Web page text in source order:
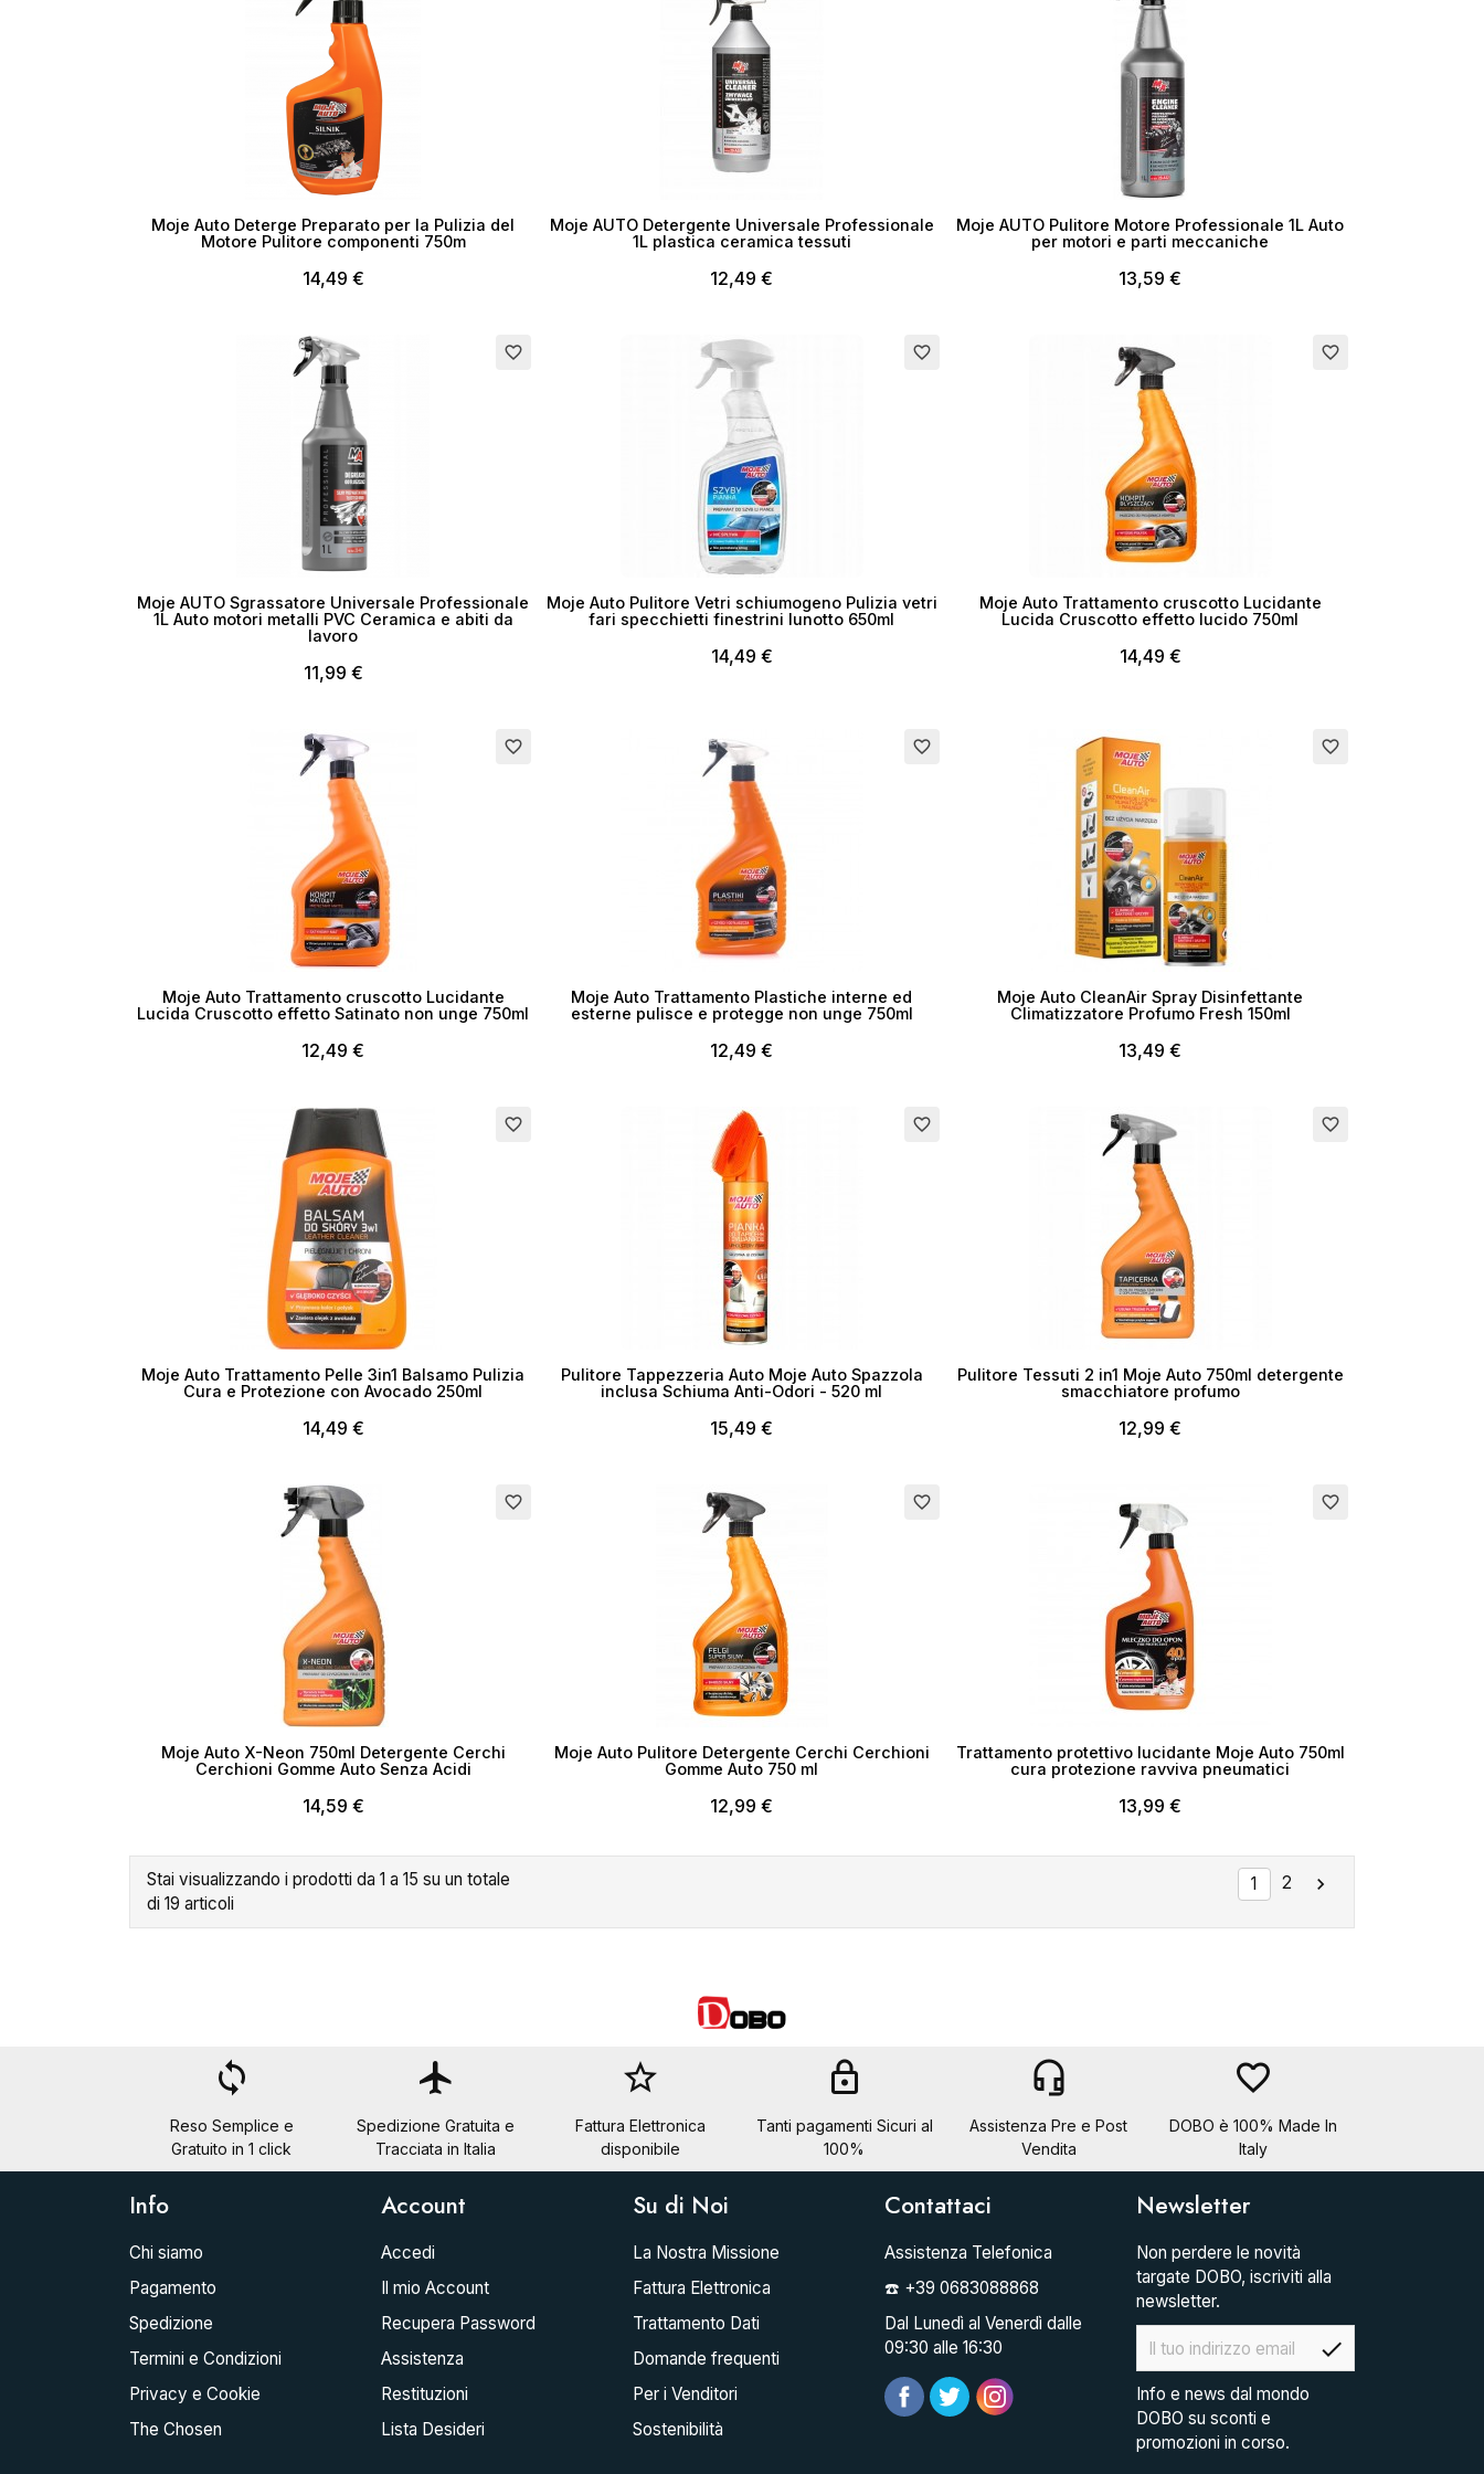
Moje Auto Deterge Preparato per la Pulizia del
Motore Pulitore componenti 750m
14,49 €
Moje AUTO Detergente Universale Professionale
1L plastica ceramica tessuti
12,49 €
Moje AUTO Pulitore Motore Professionale 1L Auto
per motori e parti meccaniche
13,59 €
favorite_border
Moje AUTO Sgrassatore Universale Professionale
1L Auto motori metalli PVC Ceramica e abiti da
lavoro
11,99 €
favorite_border
Moje Auto Pulitore Vetri schiumogeno Pulizia vetri
fari specchietti finestrini lunotto 650ml
14,49 €
favorite_border
Moje Auto Trattamento cruscotto Lucidante
Lucida Cruscotto effetto lucido 750ml
14,49 €
favorite_border
Moje Auto Trattamento cruscotto Lucidante
Lucida Cruscotto effetto Satinato non unge 750ml
12,49 €
favorite_border
Moje Auto Trattamento Plastiche interne ed
esterne pulisce e protegge non unge 750ml
12,49 €
favorite_border
Moje Auto CleanAir Spray Disinfettante
Climatizzatore Profumo Fresh 150ml
13,49 €
favorite_border
Moje Auto Trattamento Pelle 3in1 Balsamo Pulizia
Cura e Protezione con Avocado 250ml
14,49 €
favorite_border
Pulitore Tappezzeria Auto Moje Auto Spazzola
inclusa Schiuma Anti-Odori - 520 ml
15,49 €
favorite_border
Pulitore Tessuti 2 in1 Moje Auto 750ml detergente
smacchiatore profumo
12,99 €
favorite_border
Moje Auto X-Neon 750ml Detergente Cerchi
Cerchioni Gomme Auto Senza Acidi
14,59 €
favorite_border
Moje Auto Pulitore Detergente Cerchi Cerchioni
Gomme Auto 750 ml
12,99 €
favorite_border
Trattamento protettivo lucidante Moje Auto 750ml
cura protezione ravviva pneumatici
13,99 €
Stai visualizzando i prodotti da 1 a 15 su un totale
di 19 articoli
1 2 
loop
Reso Semplice e
Gratuito in 1 click
flight
Spedizione Gratuita e
Tracciata in Italia
star_border
Fattura Elettronica
disponibile
lock
Tanti pagamenti Sicuri al
100%
headset_mic
Assistenza Pre e Post
Vendita
favorite_border
DOBO è 100% Made In
Italy
Info
Chi siamo
Pagamento
Spedizione
Termini e Condizioni
Privacy e Cookie
The Chosen
Account
Accedi
Il mio Account
Recupera Password
Assistenza
Restituzioni
Lista Desideri
Su di Noi
La Nostra Missione
Fattura Elettronica
Trattamento Dati
Domande frequenti
Per i Venditori
Sostenibilità
Contattaci
Assistenza Telefonica
☎️ +39 0683088868
Dal Lunedì al Venerdì dalle
09:30 alle 16:30
Newsletter
Non perdere le novità
targate DOBO, iscriviti alla
newsletter.
check
Info e news dal mondo
DOBO su sconti e
promozioni in corso.
Crea lista dei desideri ×
Annulla